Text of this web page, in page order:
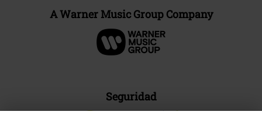
A Warner Music Group Company
Seguridad